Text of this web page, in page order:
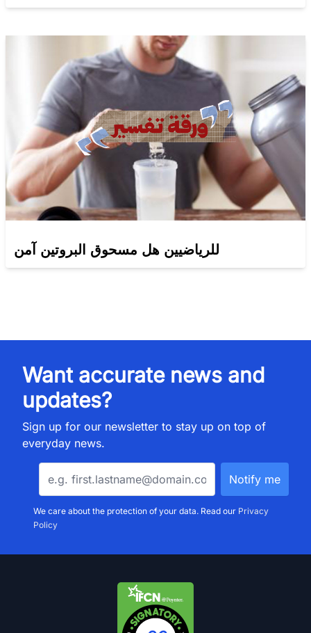
للرياضيين هل مسحوق البروتين آمن
Want accurate news and
updates?
Sign up for our newsletter to stay up on top of
everyday news.
We care about the protection of your data. Read our Privacy
Policy